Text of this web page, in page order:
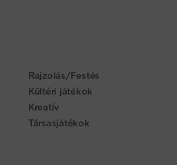
Rajzolás/Festés
Kültéri játékok
Kreatív
Társasjátékok